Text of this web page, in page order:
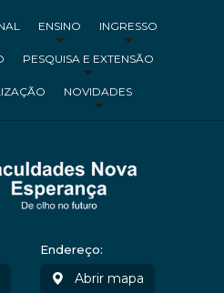
ENSINO INGRESSO
PESQUISA E EXTENSÃO
NOVIDADES
Endereço:
Abrir mapa